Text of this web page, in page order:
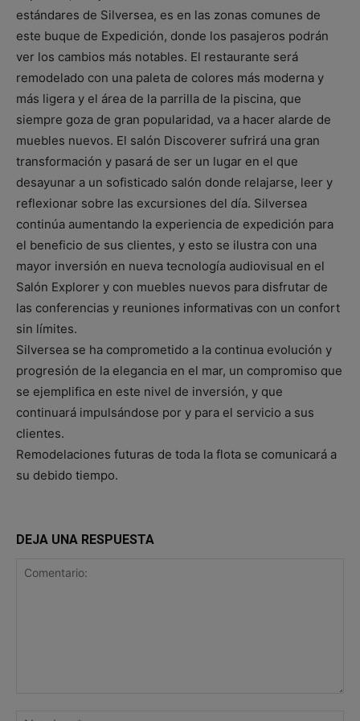
estándares de Silversea, es en las zonas comunes de
este buque de Expedición, donde los pasajeros podrán
ver los cambios más notables. El restaurante será
remodelado con una paleta de colores más moderna y
más ligera y el área de la parrilla de la piscina, que
siempre goza de gran popularidad, va a hacer alarde de
muebles nuevos. El salón Discoverer sufrirá una gran
transformación y pasará de ser un lugar en el que
desayunar a un sofisticado salón donde relajarse, leer y
reflexionar sobre las excursiones del día. Silversea
continúa aumentando la experiencia de expedición para
el beneficio de sus clientes, y esto se ilustra con una
mayor inversión en nueva tecnología audiovisual en el
Salón Explorer y con muebles nuevos para disfrutar de
las conferencias y reuniones informativas con un confort
sin límites.
Silversea se ha comprometido a la continua evolución y
progresión de la elegancia en el mar, un compromiso que
se ejemplifica en este nivel de inversión, y que
continuará impulsándose por y para el servicio a sus
clientes.
Remodelaciones futuras de toda la flota se comunicará a
su debido tiempo.
DEJA UNA RESPUESTA